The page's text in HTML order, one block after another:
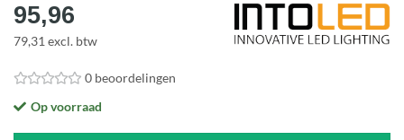
95,96
79,31 excl. btw
0 beoordelingen
Op voorraad